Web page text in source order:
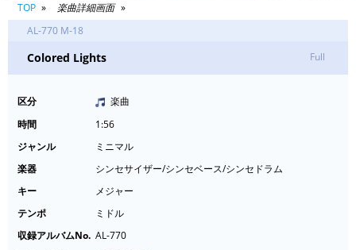
TOP
楽曲詳細画面
AL-770 M-18
Colored Lights Full
区分
楽曲
時間
1:56
ジャンル
ミニマル
楽器
シンセサイザー/シンセベース/シンセドラム
キー
メジャー
テンポ
ミドル
収録アルバムNo. AL-770